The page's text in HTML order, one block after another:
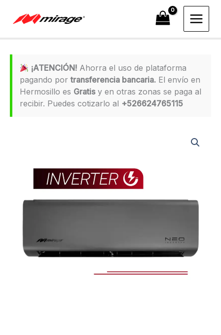
¡ATENCIÓN! Ahorra el uso de plataforma
pagando portransferencia bancaria. El envío en
Hermosillo es Gratisy en otras zonas se paga al
recibir. Puedes cotizarlo al +526624765115